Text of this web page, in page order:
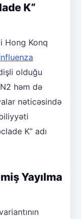
K”
Hong Konq
olduğu
həm də
nəticəsində
K” adı
Yayılma